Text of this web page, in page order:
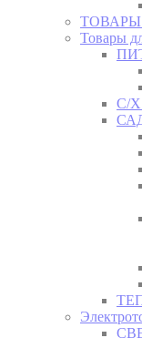
Товары
С/